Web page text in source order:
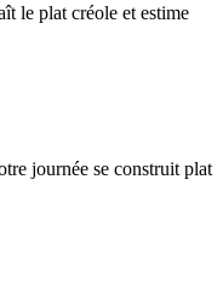
le plat créole et estime
journée se construit plat